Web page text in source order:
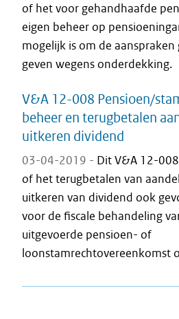
of het voor gehandhaafde
eigen beheer op
mogelijk is om de
geven wegens onderdekking.
V&A 12-008 Pensioen/
beheer en terugbetalen
uitkeren dividend
03-04-2019 - Dit V&A 12-
of het terugbetalen van
uitkeren van dividend ook
voor de fiscale behandeling
uitgevoerde pensioen- of
loonstamrechtovereenkomst